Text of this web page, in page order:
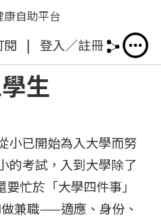
自助平台
閱 | 登入／註冊
生
小已開始為入大學而努
的考試，入到大學除了
忙於「大學四件事」
兼職——適應、身份、